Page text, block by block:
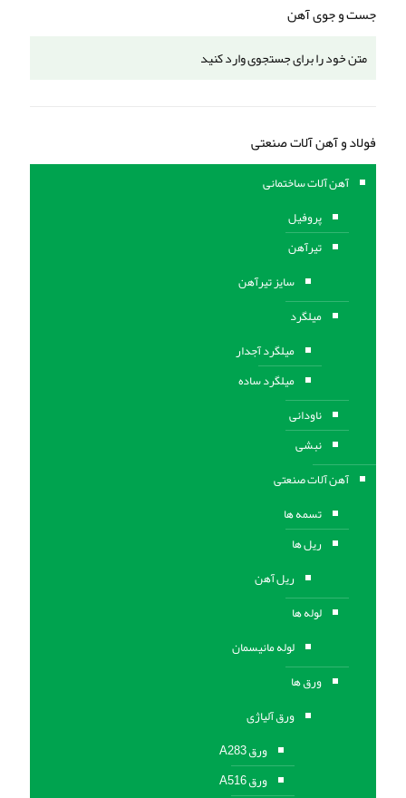
جست و جوی آهن
فولاد و آهن آلات صنعتی
آهن آلات ساختمانی
پروفیل
تیرآهن
سایز تیرآهن
میلگرد
میلگرد آجدار
میلگرد ساده
ناودانی
نبشی
آهن آلات صنعتی
تسمه ها
ریل ها
ریل آهن
لوله ها
لوله مانیسمان
ورق ها
ورق آلیاژی
ورق A283
ورق A516